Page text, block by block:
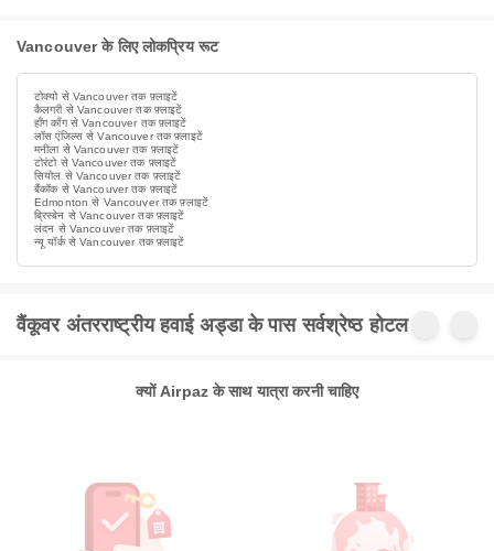
Vancouver के लिए लोकप्रिय रूट
टोक्यो से Vancouver तक फ़्लाइटें
कैलगरी से Vancouver तक फ़्लाइटें
हाँग काँग से Vancouver तक फ़्लाइटें
लॉस एंजिल्स से Vancouver तक फ़्लाइटें
मनीला से Vancouver तक फ़्लाइटें
टोरंटो से Vancouver तक फ़्लाइटें
सियोल से Vancouver तक फ़्लाइटें
बैंकॉक से Vancouver तक फ़्लाइटें
Edmonton से Vancouver तक फ़्लाइटें
ब्रिस्बेन से Vancouver तक फ़्लाइटें
लंदन से Vancouver तक फ़्लाइटें
न्यू यॉर्क से Vancouver तक फ़्लाइटें
वैंकूवर अंतरराष्ट्रीय हवाई अड्डा के पास सर्वश्रेष्ठ होटल
क्यों Airpaz के साथ यात्रा करनी चाहिए